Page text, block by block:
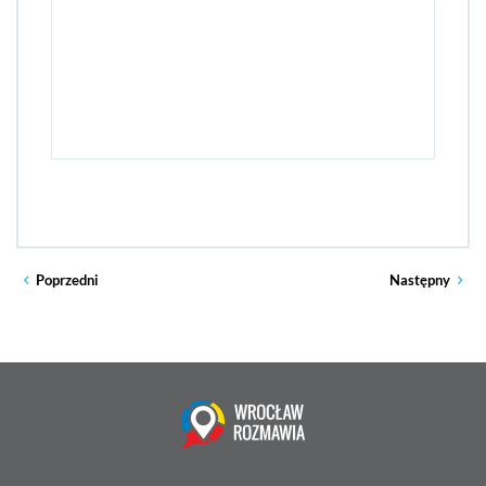
Poprzedni Następny